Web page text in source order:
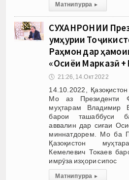
Матни пурра ▸
СУХАНРОНИИ
Ҷумҳурии
Раҳмон дар
«Осиёи Марказӣ +
🕔 21:26, 14.Окт 2022
14.10.2022,
Мо аз Президенти
муҳтарам Владимир
барои ташаббуси
аввалин дар сиғаи
миннатдорем. Мо ба
Қазоқистон
Кемелевич Токаев
имрӯза изҳори сипос
Матни пурра ▸